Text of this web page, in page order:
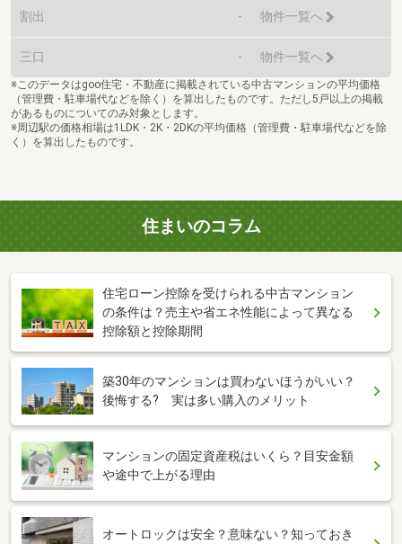
割出 - 物件一覧へ
三口 - 物件一覧へ
※このデータはgoo住宅・不動産に掲載されている中古マンションの平均価格
（管理費・駐車場代などを除く）を算出したものです。ただし5戸以上の掲載
があるものについてのみ対象とします。
※周辺駅の価格相場は1LDK・2K・2DKの平均価格（管理費・駐車場代などを除
く）を算出したものです。
住まいのコラム
住宅ローン控除を受けられる中古マンション
の条件は？売主や省エネ性能によって異なる
控除額と控除期間
築30年のマンションは買わないほうがいい？
後悔する? 実は多い購入のメリット
マンションの固定資産税はいくら？目安金額
や途中で上がる理由
オートロックは安全？意味ない？知っておき